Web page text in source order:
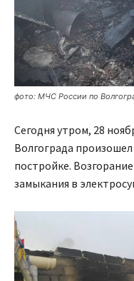
фото: МЧС России по
Сегодня утром, 28
Волгограда
постройке.
замыкания в